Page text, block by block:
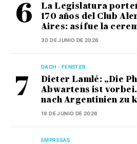
La Legislatura
170 años del Club
Aires: así fue la
30 DE JUNIO DE 2026
DACH - FENSTER
Dieter Lamlé: „Die
Abwartens ist
nach Argentinien zu
19 DE JUNIO DE 2026
EMPRESAS